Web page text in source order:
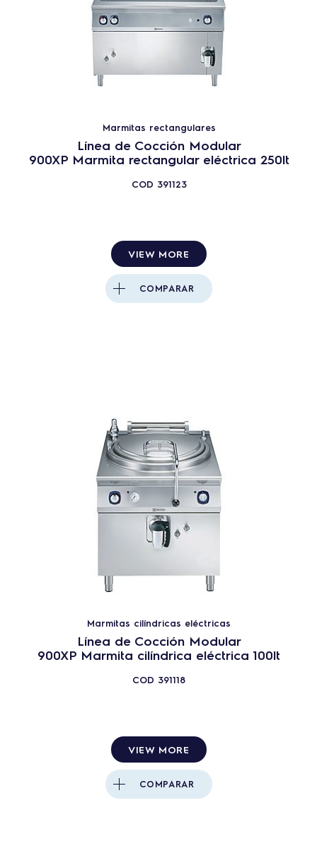
Marmitas rectangulares
Línea de Cocción Modular
900XP Marmita rectangular eléctrica 250lt
COD 391123
VIEW MORE
COMPARAR
Marmitas cilíndricas eléctricas
Línea de Cocción Modular
900XP Marmita cilíndrica eléctrica 100lt
COD 391118
VIEW MORE
COMPARAR